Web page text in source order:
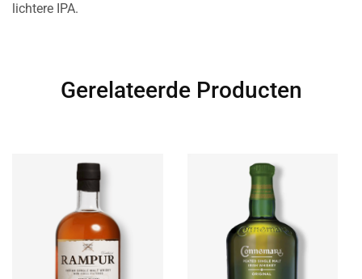
lichtere IPA.
Gerelateerde Producten